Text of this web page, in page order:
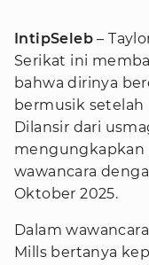
IntipSeleb –
Serikat ini
bahwa dirinya
bermusik setelah
Dilansir dari
mengungkapkan
wawancara
Oktober 2025.
Dalam
Mills bertanya